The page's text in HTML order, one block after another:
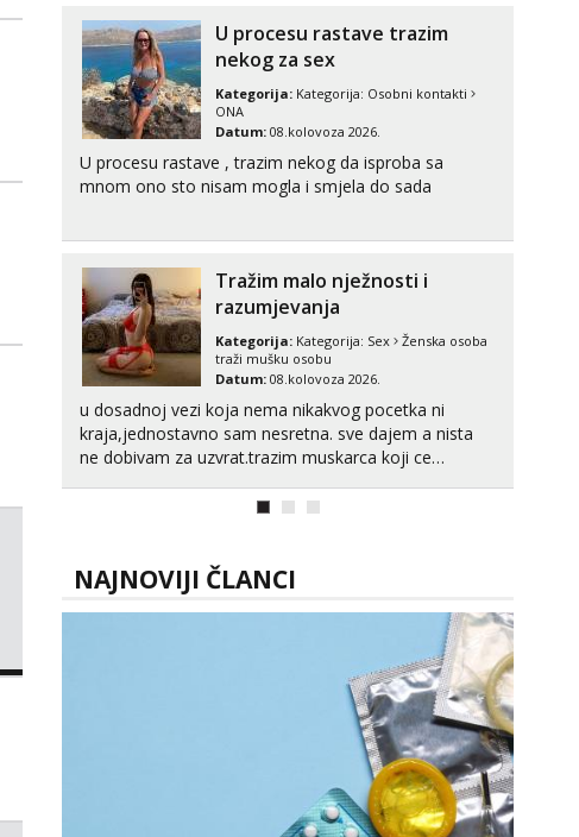
Tel:
tel:0,93€ - mob:1,12€ minvidjeti na videopozivu. 😉 S vama sam vec 5 ...
U procesu rastave trazim
nekog za sex
Kategorija: Kategorija: Osobni kontakti
ONA
Datum: 08.kolovoza 2026.
U procesu rastave , trazim nekog da isproba sa
mnom ono sto nisam mogla i smjela do sada
Tražim malo nježnosti i
razumjevanja
Kategorija: Kategorija: Sex
Ženska osoba
traži mušku osobu
Datum: 08.kolovoza 2026.
u dosadnoj vezi koja nema nikakvog pocetka ni
kraja,jednostavno sam nesretna. sve dajem a nista
ne dobivam za uzvrat.trazim muskarca koji ce
njeznosti i razumjevanja. volim njezan seks i njezne
NAJNOVIJI ČLANCI